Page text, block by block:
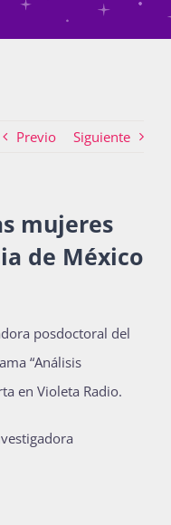
de género
Previo Siguiente
mujeres
de México
posdoctoral del
“Análisis
en Violeta Radio.